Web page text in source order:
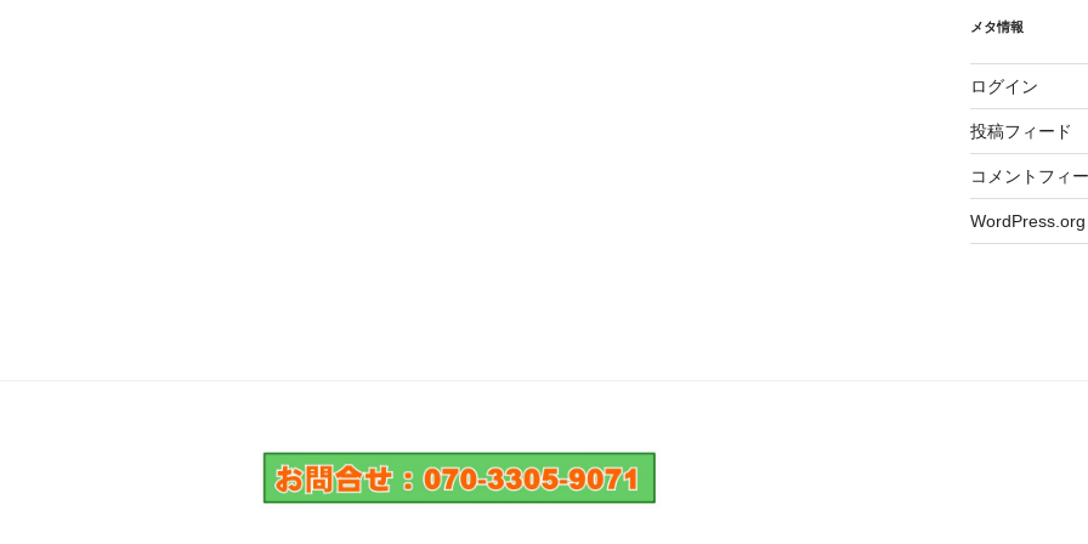
メタ情報
ログイン
投稿フィード
コメントフィ
WordPress.org